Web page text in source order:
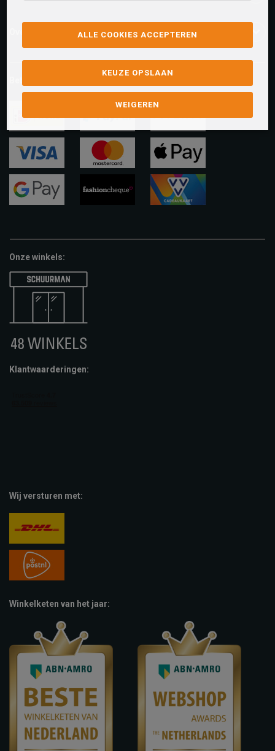
ideal paypal riverty
visa
apple-
pay
Onze winkels:
Klantwaarderingen:
Wij versturen met:
Winkelketen van het jaar:
ALLE COOKIES ACCEPTEREN
KEUZE OPSLAAN
WEIGEREN